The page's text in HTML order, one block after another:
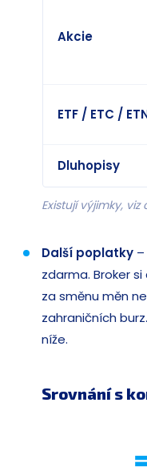
Akcie
ETF / ETC /
Dluhopisy
Existují výjimky, viz
Další poplatky
zdarma. Broker
za směnu měn
zahraničních
níže.
Srovnání s